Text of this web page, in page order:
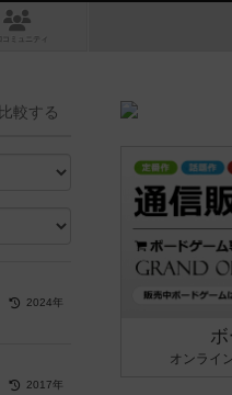
コミュニティ
比較する
2024年
2017年
オンライ